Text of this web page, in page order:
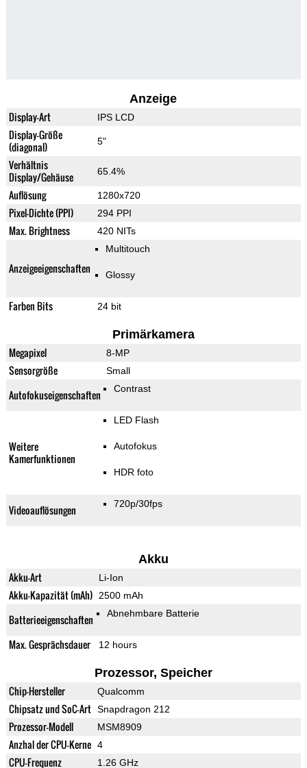
Anzeige
Display-Art IPS LCD
Display-Größe
(diagonal)
5"
Verhältnis
Display/Gehäuse
65.4%
Auflösung 1280x720
Pixel-Dichte (PPI) 294 PPI
Max. Brightness 420 NITs
Anzeigeeigenschaften
Multitouch
Glossy
Farben Bits 24 bit
Primärkamera
Megapixel 8-MP
Sensorgröße Small
Autofokuseigenschaften Contrast
Weitere
Kamerfunktionen
LED Flash
Autofokus
HDR foto
Videoauflösungen 720p/30fps
Akku
Akku-Art Li-Ion
Akku-Kapazität (mAh) 2500 mAh
Batterieeigenschaften Abnehmbare Batterie
Max. Gesprächsdauer 12 hours
Prozessor, Speicher
Chip-Hersteller Qualcomm
Chipsatz und SoC-Art Snapdragon 212
Prozessor-Modell MSM8909
Anzhal der CPU-Kerne 4
CPU-Frequenz 1.26 GHz